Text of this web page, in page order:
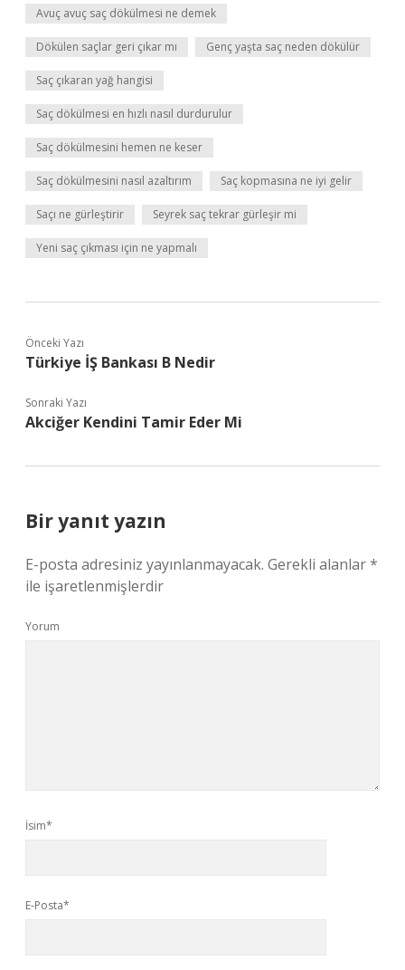
Avuç avuç saç dökülmesi ne demek
Dökülen saçlar geri çıkar mı Genç yaşta saç neden dökülür
Saç çıkaran yağ hangisi
Saç dökülmesi en hızlı nasıl durdurulur
Saç dökülmesini hemen ne keser
Saç dökülmesini nasıl azaltırım Saç kopmasına ne iyi gelir
Saçı ne gürleştirir Seyrek saç tekrar gürleşir mi
Yeni saç çıkması için ne yapmalı
Önceki Yazı
Türkiye İŞ Bankası B Nedir
Sonraki Yazı
Akciğer Kendini Tamir Eder Mi
Bir yanıt yazın
E-posta adresiniz yayınlanmayacak. Gerekli alanlar*
ile işaretlenmişlerdir
Yorum
İsim*
E-Posta*